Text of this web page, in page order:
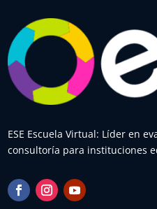
ESE Escuela Virtual: Líder en
consultoría para instituciones